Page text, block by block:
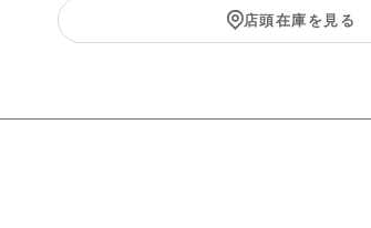
店頭在庫を見る